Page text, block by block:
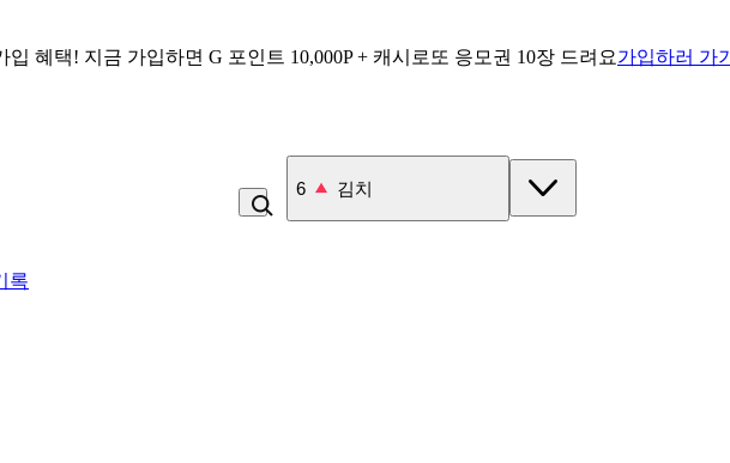
입 혜택! 지금 가입하면 G 포인트 10,000P + 캐시로또 응모권 10장 드려요가입하러 가기
6 김치
록